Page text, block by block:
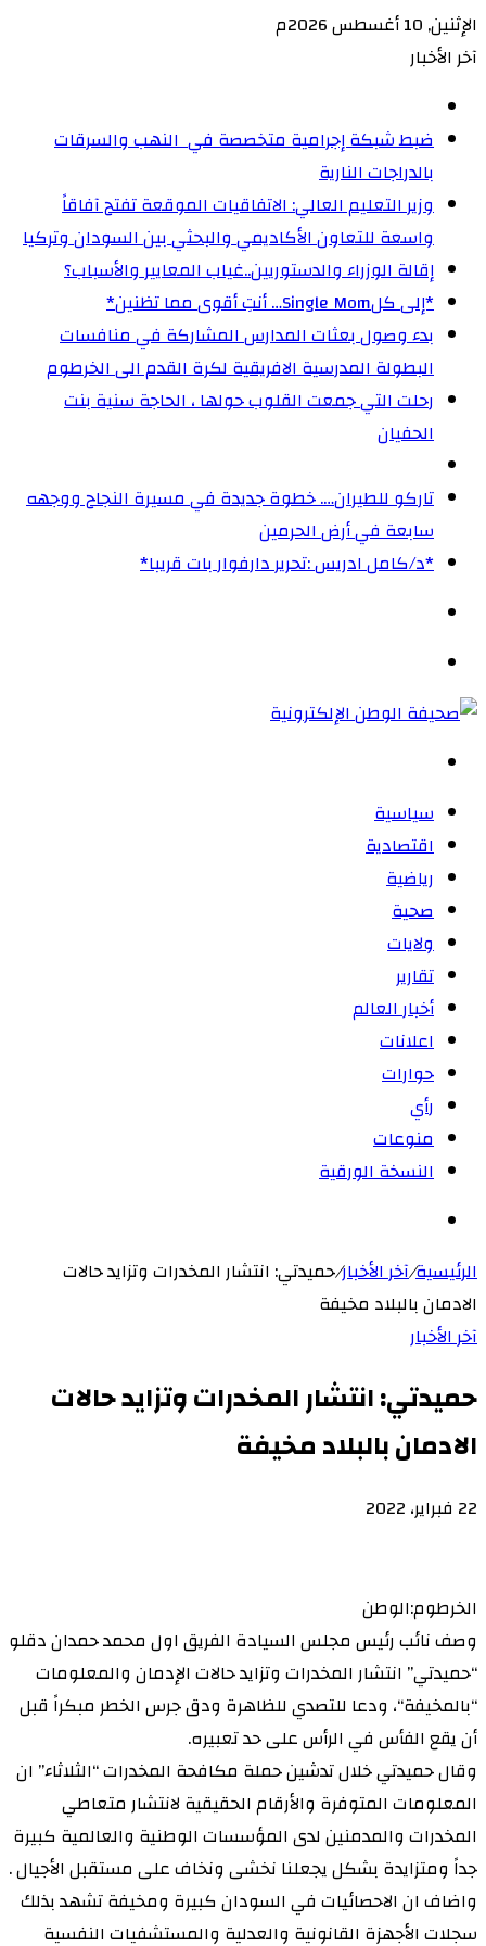
الإثنين, 10 أغسطس 2026م
آخر الأخبار
ضبط شبكة إجرامية متخصصة في النهب والسرقات
بالدراجات النارية‏
وزير التعليم العالي: الاتفاقيات الموقعة تفتح آفاقاً
واسعة للتعاون الأكاديمي والبحثي بين السودان وتركيا
إقالة الوزراء والدستوريين..غياب المعايير والأسباب؟
‏*إلى كلSingle Mom… أنتِ أقوى مما تظنين*
بدء وصول بعثات المدارس المشاركة في منافسات
البطولة المدرسية الافريقية لكرة القدم الى الخرطوم
رحلت التي جمعت القلوب حولها ، الحاجة سنية بنت
الحفيان
تاركو للطيران…. خطوة جديدة في مسيرة النجاح ووجهه
سابعة في أرض الحرمين
‏*د/كامل ادريس :تحرير دارفوار بات قريبا*
سياسية
اقتصادية
رياضية
صحية
ولايات
تقارير
أخبار العالم
اعلانات
حوارات
رأي
منوعات
النسخة الورقية
الرئيسية/آخر الأخبار/حميدتي: انتشار المخدرات وتزايد حالات
الادمان بالبلاد مخيفة
آخر الأخبار
حميدتي: انتشار المخدرات وتزايد حالات
الادمان بالبلاد مخيفة
22 فبراير، 2022
الخرطوم:الوطن
وصف نائب رئيس مجلس السيادة الفريق اول محمد حمدان دقلو
“حميدتي” انتشار المخدرات وتزايد حالات الإدمان والمعلومات
“بالمخيفة“، ودعا للتصدي للظاهرة ودق جرس الخطر مبكراً قبل
أن يقع الفأس في الرأس على حد تعبيره.
وقال حميدتي خلال تدشين حملة مكافحة المخدرات “الثلاثاء” ان
المعلومات المتوفرة والأرقام الحقيقية لانتشار متعاطي
المخدرات والمدمنين لدى المؤسسات الوطنية والعالمية كبيرة
جداً ومتزايدة بشكل يجعلنا نخشى ونخاف على مستقبل الأجيال .
واضاف ان الاحصائيات في السودان كبيرة ومخيفة تشهد بذلك
سجلات الأجهزة القانونية والعدلية والمستشفيات النفسية